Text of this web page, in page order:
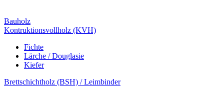
Bauholz
Kontruktionsvollholz (KVH)
Fichte
Lärche / Douglasie
Kiefer
Brettschichtholz (BSH) / Leimbinder